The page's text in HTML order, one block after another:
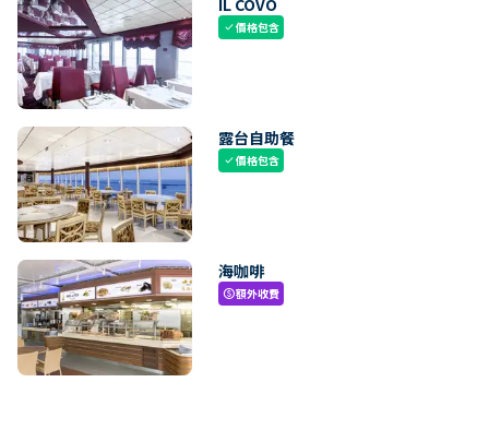
check價格包含
露台自助餐
check價格包含
海咖啡
paid額外收費